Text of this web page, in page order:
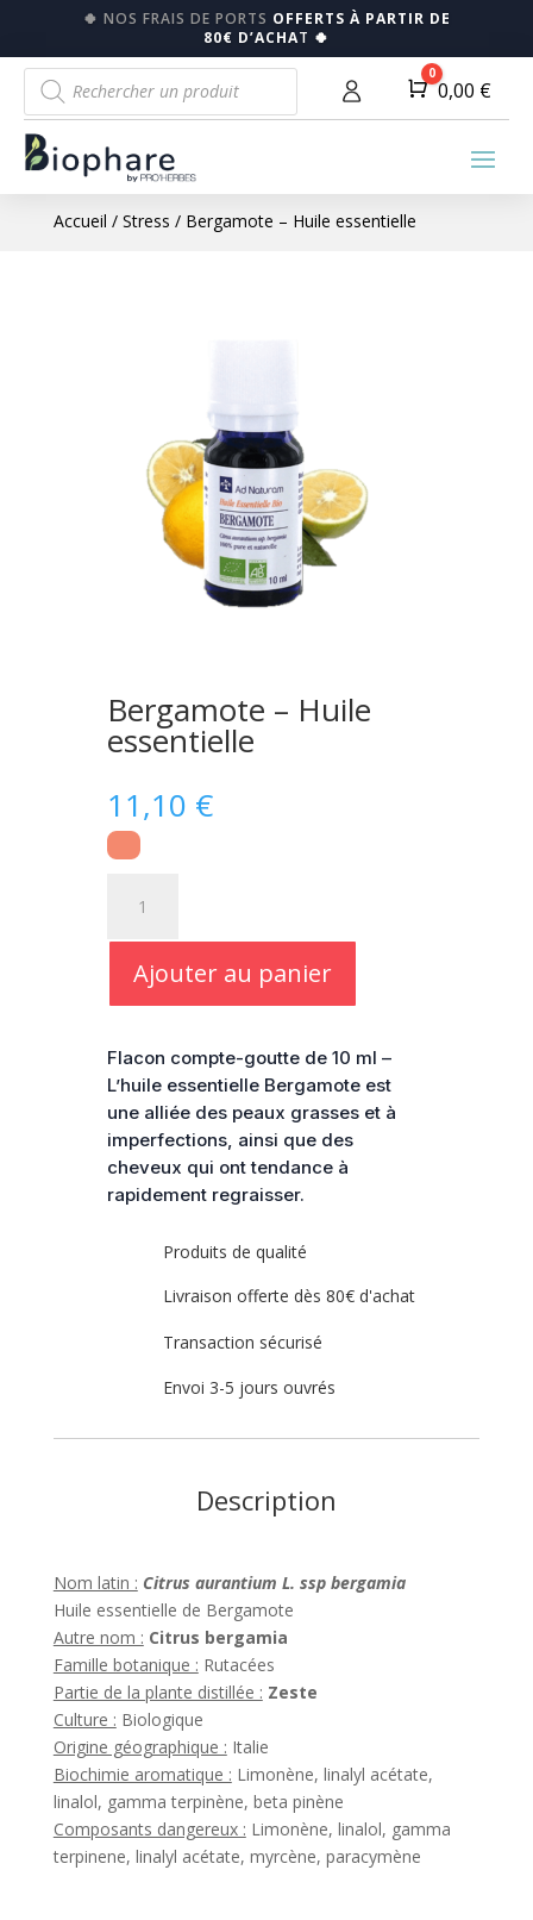
🍀 NOS FRAIS DE PORTS OFFERTS À PARTIR DE
80€ D’ACHAT 🍀
Recherche
de
produits
Panier
0
0,00 €
Accueil / Stress / Bergamote – Huile essentielle
Bergamote – Huile
essentielle
11,10 €
Bergamote
Ajouter au panier
Flacon compte-goutte de 10 ml –
L’huile essentielle Bergamote est
une alliée des peaux grasses et à
imperfections, ainsi que des
cheveux qui ont tendance à
rapidement regraisser.
Produits de qualité
Livraison offerte dès 80€ d'achat
Transaction sécurisé
Envoi 3-5 jours ouvrés
Description
Nom latin : Citrus aurantium L. ssp bergamia
Huile essentielle de Bergamote
Autre nom : Citrus bergamia
Famille botanique : Rutacées
Partie de la plante distillée : Zeste
Culture : Biologique
Origine géographique : Italie
Biochimie aromatique : Limonène, linalyl acétate,
linalol, gamma terpinène, beta pinène
Composants dangereux : Limonène, linalol, gamma
terpinene, linalyl acétate, myrcène, paracymène